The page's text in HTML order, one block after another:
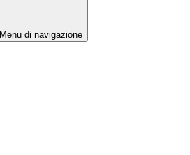
Menu di navigazione